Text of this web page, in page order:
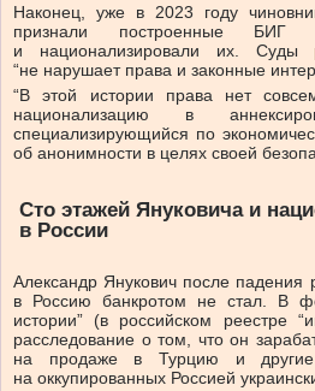
Наконец, уже в 2023 году
признали построенные БИГ
и национализировали их. Суды
“не нарушает права и законные
“В этой истории права нет
национализацию в
специализирующийся по
об анонимности в целях своей
Сто этажей Януковича и
в России
Александр Янукович после падения
в Россию банкротом не стал. В
истории” (в российском реестре
расследование о том, что он
на продаже в Турцию и
на оккупированных Россией